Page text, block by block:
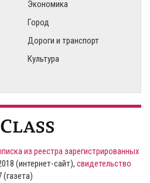
Экономика
Город
Дороги и транспорт
Культура
из реестра зарегистрированных
(интернет-сайт), свидетельство
(газета)